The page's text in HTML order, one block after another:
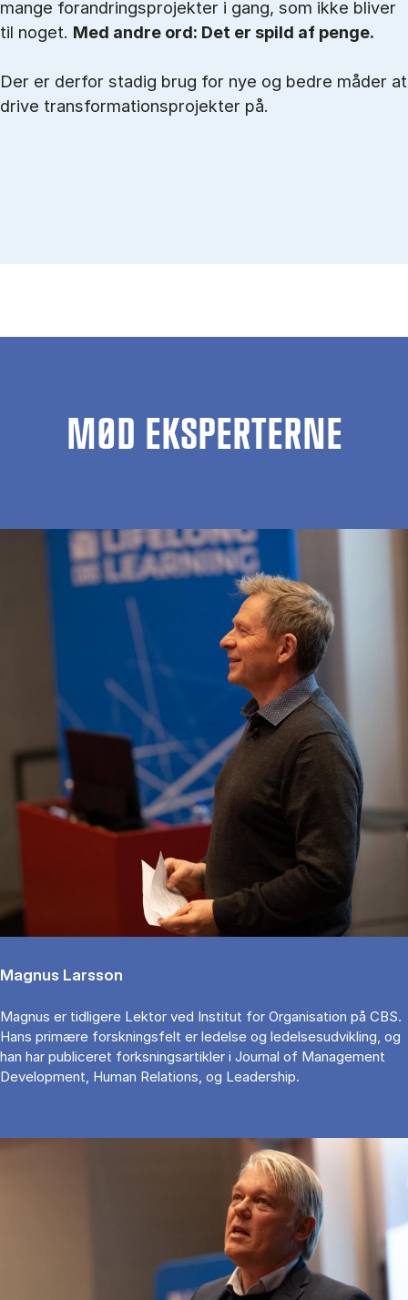
mange forandringsprojekter i gang, som ikke bliver
til noget. Med andre ord: Det er spild af penge.
Der er derfor stadig brug for nye og bedre måder at
drive transformationsprojekter på.
MØD EKSPERTERNE
Magnus Larsson
Magnus er tidligere Lektor ved Institut for Organisation på CBS.
Hans primære forskningsfelt er ledelse og ledelsesudvikling, og
han har publiceret forksningsartikler i Journal of Management
Development, Human Relations, og Leadership.